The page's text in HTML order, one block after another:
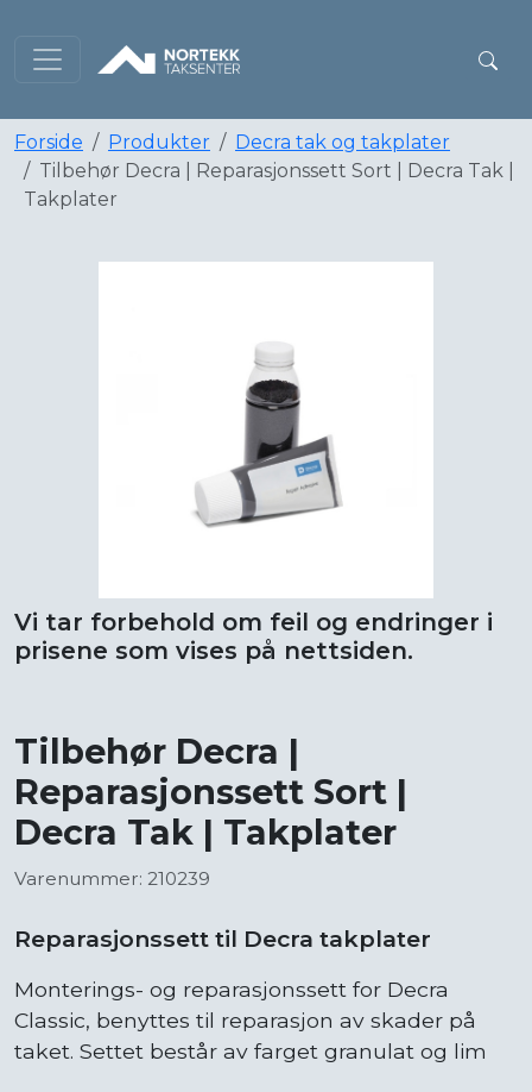
Forside Produkter
Decra tak og takplater
Tilbehør Decra | Reparasjonssett Sort | Decra Tak |
Takplater
Vi tar forbehold om feil og endringer i
prisene som vises på nettsiden.
Tilbehør Decra |
Reparasjonssett Sort |
Decra Tak | Takplater
Varenummer: 210239
Reparasjonssett til Decra takplater
Monterings- og reparasjonssett for Decra
Classic, benyttes til reparasjon av skader på
taket. Settet består av farget granulat og lim